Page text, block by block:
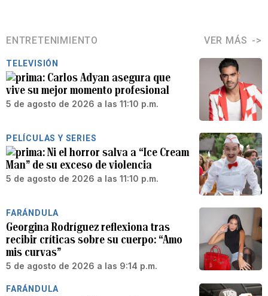
ENTRETENIMIENTO VER MÁS
TELEVISIÓN
Carlos Adyan asegura que
vive su mejor momento profesional
5 de agosto de 2026 a las 11:10 p.m.
PELÍCULAS Y SERIES
Ni el horror salva a “Ice Cream
Man” de su exceso de violencia
5 de agosto de 2026 a las 11:10 p.m.
FARÁNDULA
Georgina Rodríguez reflexiona tras
recibir críticas sobre su cuerpo: “Amo
mis curvas”
5 de agosto de 2026 a las 9:14 p.m.
FARÁNDULA